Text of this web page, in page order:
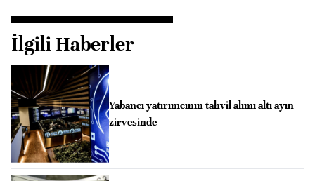
İlgili Haberler
Yabancı yatırımcının tahvil alımı altı ayın
zirvesinde